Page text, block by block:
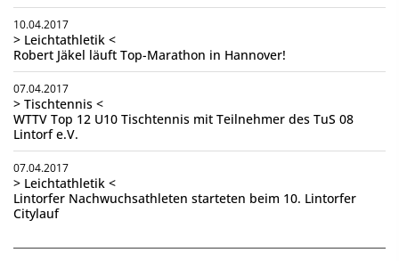
10.04.2017
> Leichtathletik <
Robert Jäkel läuft Top-Marathon in Hannover!
07.04.2017
> Tischtennis <
WTTV Top 12 U10 Tischtennis mit Teilnehmer des TuS 08
Lintorf e.V.
07.04.2017
> Leichtathletik <
Lintorfer Nachwuchsathleten starteten beim 10. Lintorfer
Citylauf